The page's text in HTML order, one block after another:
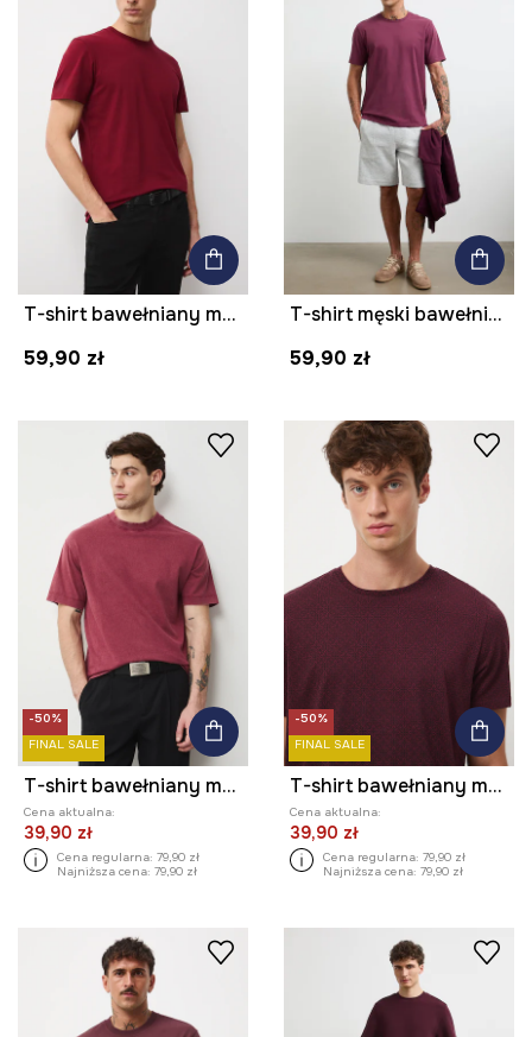
T-shirt bawełniany męski z elastanem gładki kolor bordowy
59,90 zł
T-shirt męski bawełniany z elastanem gładki
59,90 zł
-50%
FINAL SALE
T-shirt bawełniany męski z efektem sprania
Cena aktualna:
39,90 zł
Cena regularna: 79,90 zł
Najniższa cena: 79,90 zł
-50%
FINAL SALE
T-shirt bawełniany męski wzorzysty
Cena aktualna:
39,90 zł
Cena regularna: 79,90 zł
Najniższa cena: 79,90 zł